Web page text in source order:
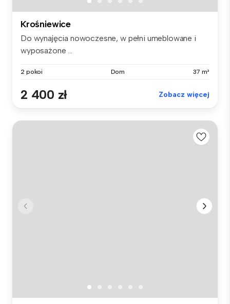
Krośniewice
Do wynajęcia nowoczesne, w pełni umeblowane i
wyposażone ...
2 pokoi Dom 37 m²
2 400 zł Zobacz więcej